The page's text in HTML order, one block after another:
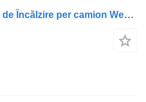
Motore ventola Ventilator de Încălzire per camion Webasto pentru Volvo, Coduri OEM: 21068864, 22034150, 22720867, 20140152